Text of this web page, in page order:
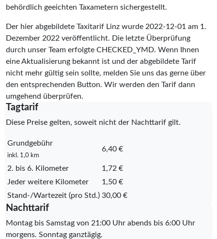
behördlich geeichten Taxametern sichergestellt.
Der hier abgebildete Taxitarif Linz wurde 2022-12-01 am 1.
Dezember 2022 veröffentlicht. Die letzte Überprüfung
durch unser Team erfolgte CHECKED_YMD. Wenn Ihnen
eine Aktualisierung bekannt ist und der abgebildete Tarif
nicht mehr gültig sein sollte, melden Sie uns das gerne über
den entsprechenden Button. Wir werden den Tarif dann
umgehend überprüfen.
Tagtarif
Diese Preise gelten, soweit nicht der Nachttarif gilt.
Grundgebühr
inkl. 1,0 km
6,40 €
2. bis 6. Kilometer
1,72 €
Jeder weitere Kilometer
1,50 €
Stand-/Wartezeit (pro Std.) 30,00 €
Nachttarif
Montag bis Samstag von 21:00 Uhr abends bis 6:00 Uhr
morgens. Sonntag ganztägig.